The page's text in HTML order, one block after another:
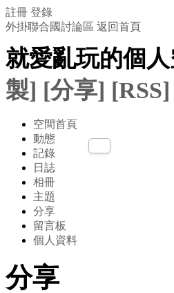
註冊 登錄
外掛聯合國討論區 返回首頁
就愛亂玩的個人
製] [分享] [RSS]
空間首頁
動態
記錄
日誌
相冊
主題
分享
留言板
個人資料
分享